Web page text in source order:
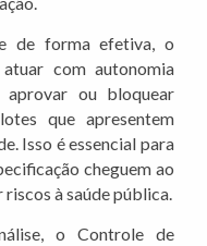
de forma efetiva, o
com autonomia
aprovar ou bloquear
que apresentem
Isso é essencial para
cheguem ao
à saúde pública.
o Controle de